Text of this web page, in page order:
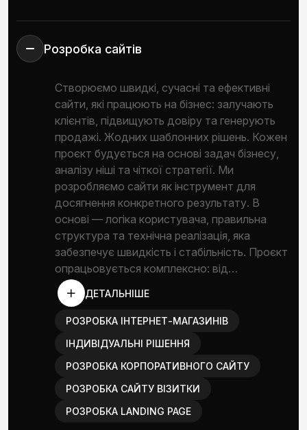
Розробка сайтів
Створюємо швидкі, сучасні та ефективні
сайти, які працюють на бізнес: залучають
клієнтів, підвищують довіру та генерують
продажі. Жодних шаблонних рішень. Кожен
проєкт будується на основі задач бізнесу,
аналізу ніші та чіткої стратегії. Ми
розробляємо сайти як інструмент для
досягнення конкретного результату. В
основі — логіка користувача, правильна
структура та технічна реалізація, яка
забезпечує швидкість і стабільність. Проєкт
опрацьовується комплексно: від…
ДЕТАЛЬНІШЕ
РОЗРОБКА ІНТЕРНЕТ-МАГАЗИНІВ
ІНДИВІДУАЛЬНІ РІШЕННЯ
РОЗРОБКА КОРПОРАТИВНОГО САЙТУ
РОЗРОБКА САЙТУ ВІЗИТКИ
РОЗРОБКА LANDING PAGE